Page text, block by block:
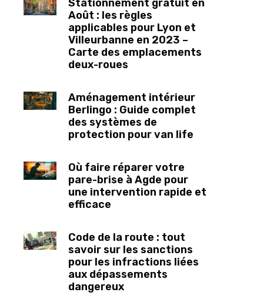
Stationnement gratuit en
Août : les règles
applicables pour Lyon et
Villeurbanne en 2023 –
Carte des emplacements
deux-roues
Aménagement intérieur
Berlingo : Guide complet
des systèmes de
protection pour van life
Où faire réparer votre
pare-brise à Agde pour
une intervention rapide et
efficace
Code de la route : tout
savoir sur les sanctions
pour les infractions liées
aux dépassements
dangereux